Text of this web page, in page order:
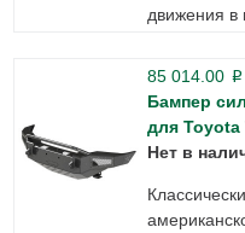
движения в
85 014.00 p
Бампер
для Toyota
Нет в